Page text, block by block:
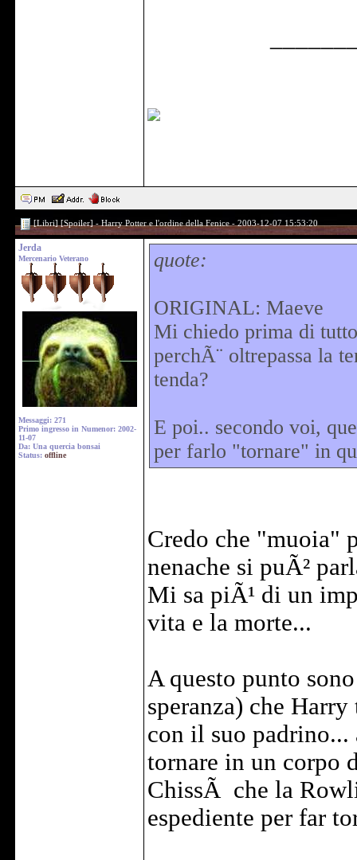
[Libri] [Spoiler] - Harry Potter e l'ordine della Fenice - 2003-12-07 15:53:20
Jerda
Mercenario Veterano
Messaggi: 271
Primo ingresso in Numenor: 2002-
11-07
Da: Una quercia bonsai
Status: offline
quote:
ORIGINAL: Maeve
Mi chiedo prima di
perchÃ¨ oltrepassa la
tenda?
E poi.. secondo voi,
per farlo "tornare" in
Credo che "muoia"
nenache si puÃ²
Mi sa piÃ¹ di un
vita e la morte...
A questo punto
speranza) che
con il suo padrino...
tornare in un corpo
ChissÃ che la
espediente per far